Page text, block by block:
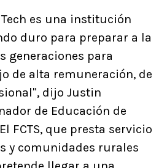
es una institución
duro para preparar a la
generaciones para
de alta remuneración, de
dijo Justin
de Educación de
FCTS, que presta servicio
y comunidades rurales